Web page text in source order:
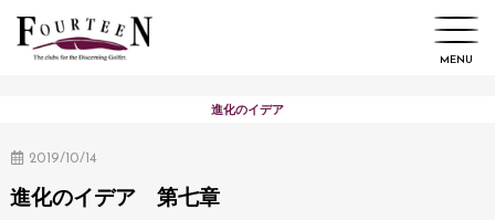
進化のイデア
2019/10/14
進化のイデア 第七章